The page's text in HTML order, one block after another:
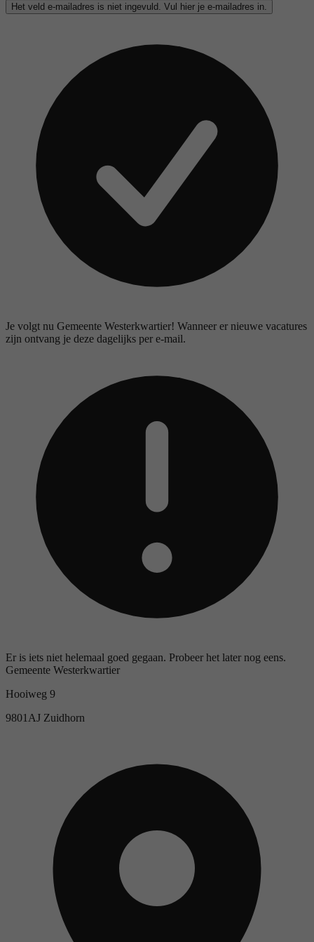
Het veld e-mailadres is niet ingevuld. Vul hier je e-mailadres in.
Je volgt nu Gemeente Westerkwartier! Wanneer er nieuwe vacatures
zijn ontvang je deze dagelijks per e-mail.
Er is iets niet helemaal goed gegaan. Probeer het later nog eens.
Gemeente Westerkwartier
Hooiweg 9
9801AJ Zuidhorn